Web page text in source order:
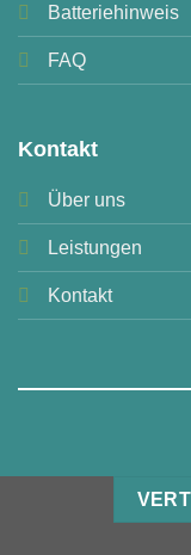
Batteriehinweis
FAQ
Kontakt
Über uns
Leistungen
Kontakt